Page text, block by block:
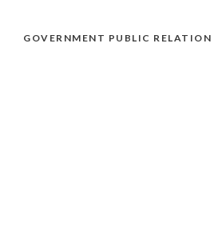
GOVERNMENT PUBLIC RELATION